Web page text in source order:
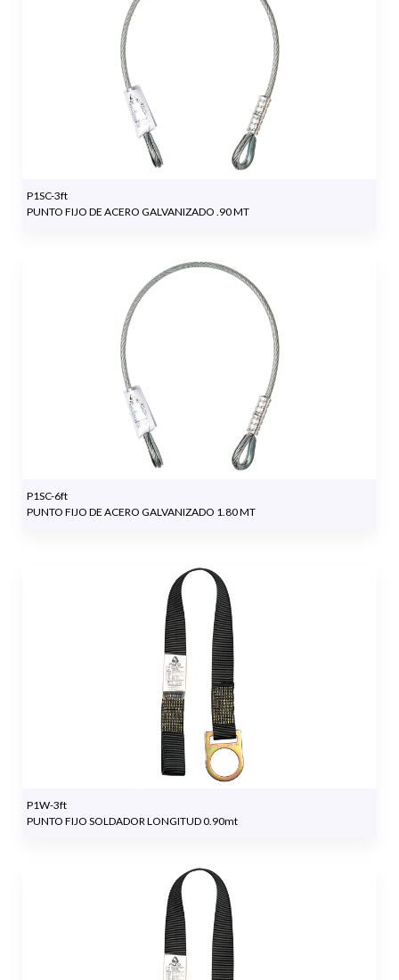
P1SC-3ft
PUNTO FIJO DE ACERO GALVANIZADO .90 MT
P1SC-6ft
PUNTO FIJO DE ACERO GALVANIZADO 1.80 MT
P1W-3ft
PUNTO FIJO SOLDADOR LONGITUD 0.90mt